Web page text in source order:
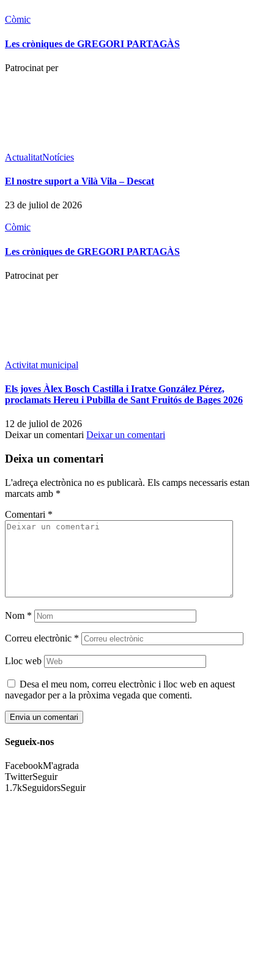
Còmic
Les cròniques de GREGORI PARTAGÀS
Patrocinat per
ActualitatNotícies
El nostre suport a Vilà Vila – Descat
23 de juliol de 2026
Còmic
Les cròniques de GREGORI PARTAGÀS
Patrocinat per
Activitat municipal
Els joves Àlex Bosch Castilla i Iratxe González Pérez,
proclamats Hereu i Pubilla de Sant Fruitós de Bages 2026
12 de juliol de 2026
Deixar un comentari Deixar un comentari
Deixa un comentari
L'adreça electrònica no es publicarà. Els camps necessaris estan
marcats amb *
Comentari *
Nom *
Correu electrònic *
Lloc web
Desa el meu nom, correu electrònic i lloc web en aquest
navegador per a la pròxima vegada que comenti.
Segueix-nos
FacebookM'agrada
TwitterSeguir
1.7kSeguidorsSeguir